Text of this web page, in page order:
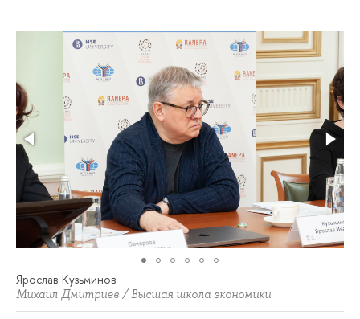
Ярослав Кузьминов
Михаил Дмитриев / Высшая школа экономики